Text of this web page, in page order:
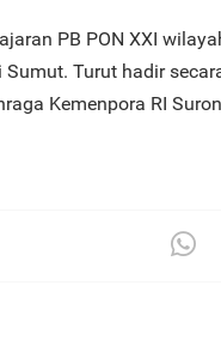
PB PON XXI
Turut hadir
Kemenpora RI